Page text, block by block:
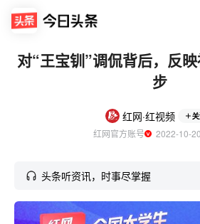
对“王宝钏”调侃背后，反
步
红网·红视频
红网官方账号
2022-10-
头条听资讯，时事尽掌握